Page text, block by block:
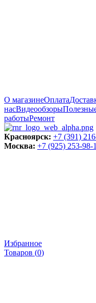
О магазинеОплата
насВидеообзоры
работыРемонт
Красноярск: +7 (391)
Москва: +7 (925) 253-98-
Избранное
Товаров (0)